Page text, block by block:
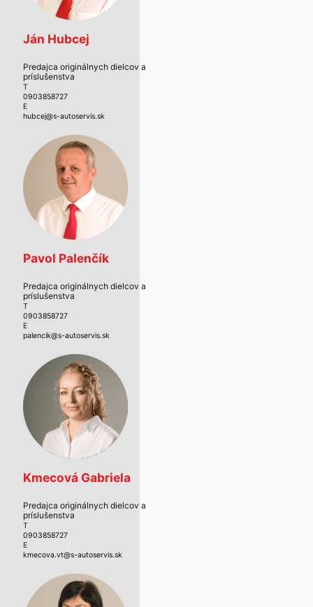
Ján Hubcej
Predajca originálnych dielcov a
príslušenstva
T
0903858727
E
hubcej@s-autoservis.sk
Pavol Palenčík
Predajca originálnych dielcov a
príslušenstva
T
0903858727
E
palencik@s-autoservis.sk
Kmecová Gabriela
Predajca originálnych dielcov a
príslušenstva
T
0903858727
E
kmecova.vt@s-autoservis.sk